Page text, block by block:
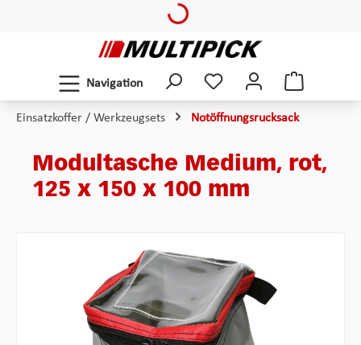
Loading...
Navigation
Einsatzkoffer / Werkzeugsets Notöffnungsrucksack
Modultasche Medium, rot,
125 x 150 x 100 mm
Bildergalerie überspringen